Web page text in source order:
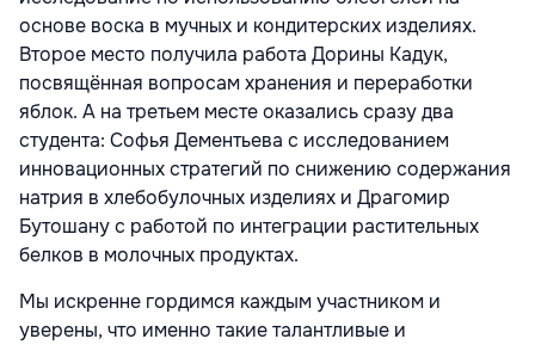
основе воска в мучных и кондитерских изделиях.
Второе место получила работа Дорины Кадук,
посвящённая вопросам хранения и переработки
яблок. А на третьем месте оказались сразу два
студента: Софья Дементьева с исследованием
инновационных стратегий по снижению содержания
натрия в хлебобулочных изделиях и Драгомир
Бутошану с работой по интеграции растительных
белков в молочных продуктах.
Мы искренне гордимся каждым участником и
уверены, что именно такие талантливые и